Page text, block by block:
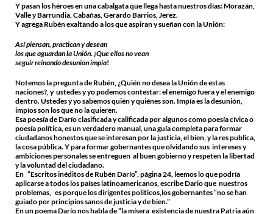
Y pasan los héroes en una cabalgata que llega hasta nuestros días: Morazán,
Valle y Barrundia, Cabañas, Gerardo Barrios, Jerez.
Y agrega Rubén exaltando a los que aspiran y sueñan con la Unión:
Así piensan, practican y desean
los que aguardan la Unión. ¡Que ellos no vean
seguir reinando desunion impia!
Notemos la pregunta de Rubén, ¿Quién no desea la Unión de estas
naciones?, y ustedes y yo podemos contestar: el enemigo fuera y el enemigo
dentro. Ustedes y yo sabemos quién y quiénes son. Impía es la desunión,
impíos son los que no la quieren.
Esa poesía de Darío clasificada y calificada por algunos como poesía cívica o
poesía política, es un verdadero manual, una guía completa para formar
ciudadanos honestos que se interesan por la justicia, el bien, y la res publica,
la cosa pública. Y para formar gobernantes que olvidando sus intereses y
ambiciones personales se entreguen al buen gobierno y respeten la libertad
y la voluntad del ciudadano.
En “Escritos inéditos de Rubén Darío”, página 24, leemos lo que podría
aplicarse a todos los países latinoamericanos, escribe Dario que nuestros
problemas, es porque los dirigentes politicos,los gobernantes “no se han
guiado por principios sanos de justicia y de bien.”
En un poema Darío nos habla de “la mísera existencia de nuestra Patria aún